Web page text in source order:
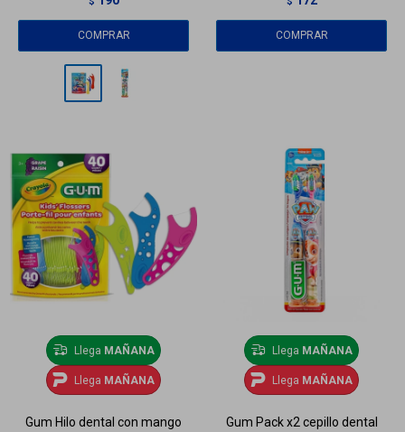
Llega MAÑANA
Llega MAÑANA
Gum Hilo dental con mango
Llega MAÑANA
Llega MAÑANA
Gum Pack x2 cepillo dental